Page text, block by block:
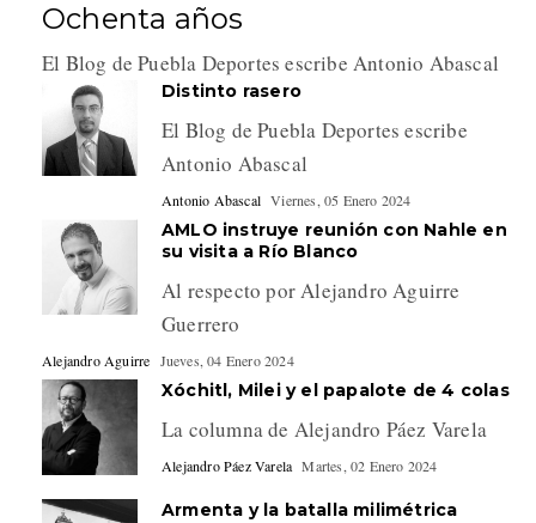
Ochenta años
El Blog de Puebla Deportes escribe Antonio Abascal
Distinto rasero
El Blog de Puebla Deportes escribe
Antonio Abascal
Antonio Abascal Viernes, 05 Enero 2024
AMLO instruye reunión con Nahle en
su visita a Río Blanco
Al respecto por Alejandro Aguirre
Guerrero
Alejandro Aguirre Jueves, 04 Enero 2024
Xóchitl, Milei y el papalote de 4 colas
La columna de Alejandro Páez Varela
Alejandro Páez Varela Martes, 02 Enero 2024
Armenta y la batalla milimétrica